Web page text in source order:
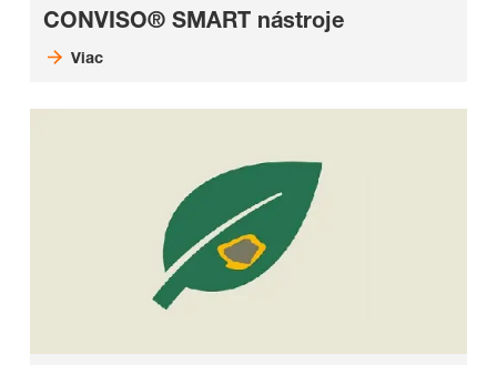
CONVISO® SMART nástroje
Viac